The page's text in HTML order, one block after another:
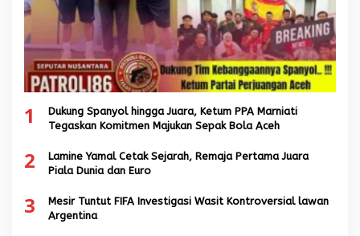
1
Dukung Spanyol hingga Juara, Ketum PPA Marniati
Tegaskan Komitmen Majukan Sepak Bola Aceh
2
Lamine Yamal Cetak Sejarah, Remaja Pertama Juara
Piala Dunia dan Euro
3
Mesir Tuntut FIFA Investigasi Wasit Kontroversial lawan
Argentina